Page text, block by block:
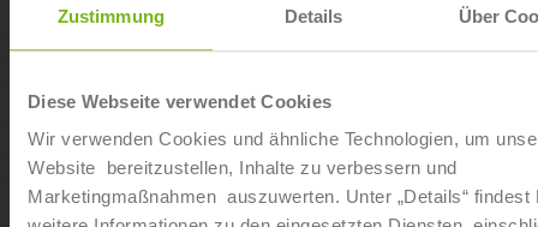
Zustimmung Details Über
Diese Webseite verwendet Cookies
Wir verwenden Cookies und ähnliche Technologien, um
Website bereitzustellen, Inhalte zu verbessern und
Marketingmaßnahmen auszuwerten. Unter „Details“ findest